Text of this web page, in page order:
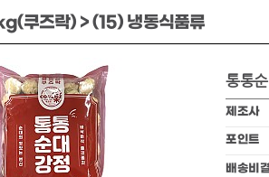
쿠즈락) > (15) 냉동식품류
통통
제조사
포인트
배송비